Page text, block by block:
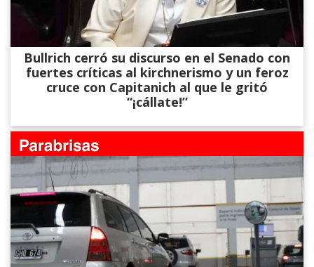
Bullrich cerró su discurso en el Senado con
fuertes críticas al kirchnerismo y un feroz
cruce con Capitanich al que le gritó
“¡cállate!”